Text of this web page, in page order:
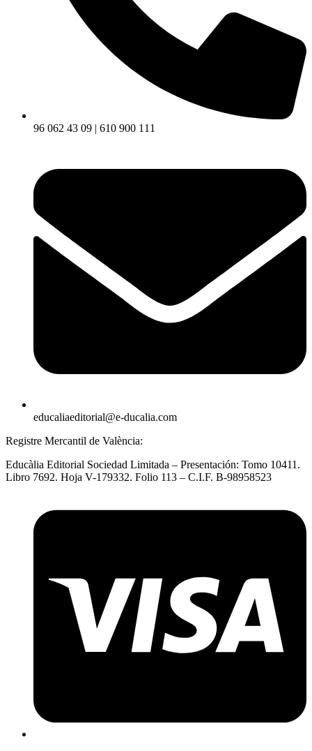
96 062 43 09 | 610 900 111
educaliaeditorial@e-ducalia.com
Registre Mercantil de València:
Educàlia Editorial Sociedad Limitada – Presentación: Tomo 10411.
Libro 7692. Hoja V-179332. Folio 113 – C.I.F. B-98958523